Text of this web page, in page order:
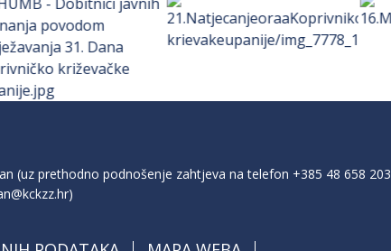
(uz prethodno podnošenje zahtjeva na telefon +385 48 658 203
)